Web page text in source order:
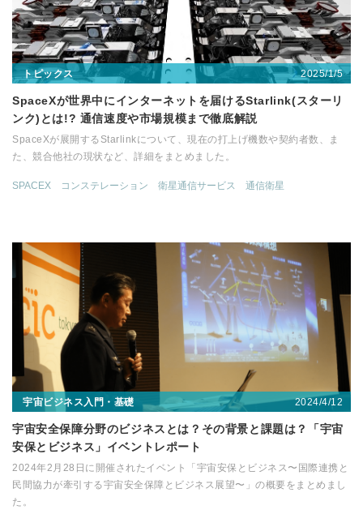
トピックス 2025/1/5
SpaceXが世界中にインターネットを届けるStarlink(スターリ
ンク)とは!? 通信速度や市場規模まで徹底解説
SpaceXが展開するStarlinkについて、現在の打上げ機数や契約者数、ま
た、競合他社の現状など、詳細をまとめました。
SPACEX コンステレーション 衛星通信サービス 通信衛星
宇宙ビジネス入門・基礎 2024/4/12
宇宙安全保障分野のビジネスとは？その背景と課題は？「宇宙
安保とビジネス」イベントレポート
2024年2月28日に開催されたイベント「宇宙安保とビジネス〜国際連携と
民間協力が牽引する宇宙安全保障とビジネス展望〜」の概要をまとめまし
た。